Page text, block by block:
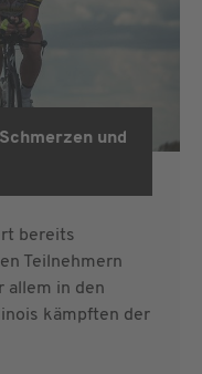
und
bereits
Teilnehmern
allem in den
kämpften der